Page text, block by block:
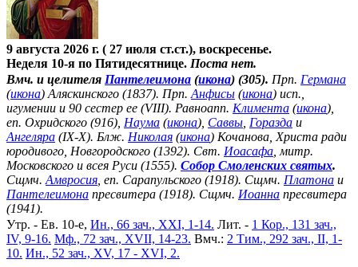
9 августа 2026 г. ( 27 июля ст.ст.), воскресенье.
Неделя 10-я по Пятидесятнице. Поста нет.
Вмч. и целителя Пантелеимона (икона) (305). Прп. Германа
(икона) Аляскинского (1837). Прп. Анфисы (икона) исп.,
игумении и 90 сестер ее (VIII). Равноапп. Климента (икона),
еп. Охридского (916), Наума (икона), Саввы Горазда и
Ангеляра (IX-X). Блж. Николая (икона) Кочанова, Христа ради
юродивого, Новгородского (1392). Свт. Иоасафа , митр.
Московского и всея Руси (1555). Собор Смоленских святых.
Сщмч. Амвросия , еп. Сарапульского (1918). Сщмч. Платона и
Пантелеимона пресвитера (1918). Сщмч. Иоанна пресвитера
(1941).
Утр. - Ев. 10-е, Ин., 66 зач., XXI, 1-14. Лит. - 1 Кор., 131 зач.,
IV, 9-16. Мф., 72 зач., XVII, 14-23. Вмч.: 2 Тим., 292 зач., II, 1-
10. Ин., 52 зач., XV, 17 - XVI, 2.